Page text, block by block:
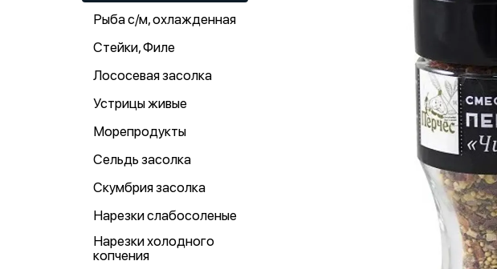
Рыба с/м, охлажденная
Стейки, Филе
Лососевая засолка
Устрицы живые
Морепродукты
Сельдь засолка
Скумбрия засолка
Нарезки слабосоленые
Нарезки холодного
копчения